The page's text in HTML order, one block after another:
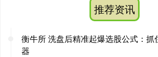
推荐资讯
衡牛所 洗盘后精准起爆选股公式：抓
器